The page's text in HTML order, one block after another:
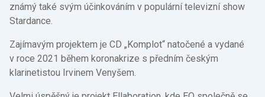
známý také svým účinkováním v populární televizní show
Stardance.
Zajímavým projektem je CD „Komplot“ natočené a vydané
v roce 2021 během koronakrize s předním českým
klarinetistou Irvinem Venyšem.